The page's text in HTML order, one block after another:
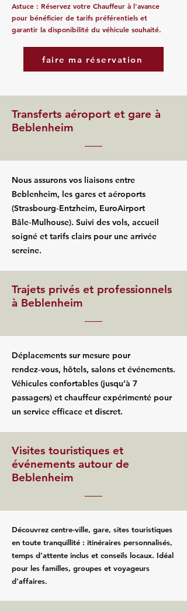
Astuce : Réservez votre Chauffeur à l'avance
pour bénéficier de tarifs préférentiels et
garantir la disponibilité du véhicule souhaité.
faire ma réservation
Transferts aéroport et gare à
Beblenheim
Nous assurons vos liaisons entre
Beblenheim, les gares et aéroports
(Strasbourg‑Entzheim, EuroAirport
Bâle‑Mulhouse). Suivi des vols, accueil
soigné et tarifs clairs pour une arrivée
sereine.
Trajets privés et professionnels
à Beblenheim
Déplacements sur mesure pour
rendez‑vous, hôtels, salons et événements.
Véhicules confortables (jusqu’à 7
passagers) et chauffeur expérimenté pour
un service efficace et discret.
Visites touristiques et
événements autour de
Beblenheim
Découvrez centre-ville, gare, sites touristiques
en toute tranquillité : itinéraires personnalisés,
temps d’attente inclus et conseils locaux. Idéal
pour les familles, groupes et voyageurs
d’affaires.